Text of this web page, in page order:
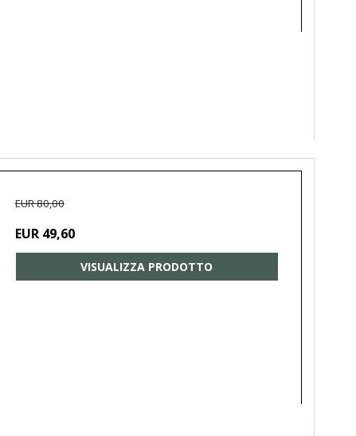
EUR 80,00
EUR 49,60
VISUALIZZA PRODOTTO